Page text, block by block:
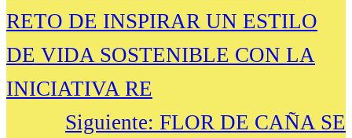
RETO DE INSPIRAR UN ESTILO
DE VIDA SOSTENIBLE CON LA
INICIATIVA RE
Siguiente: FLOR DE CAÑA SE